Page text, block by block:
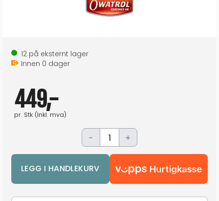
12 på eksternt lager
Innen 0 dager
449,-
pr. Stk (Inkl. mva)
- +